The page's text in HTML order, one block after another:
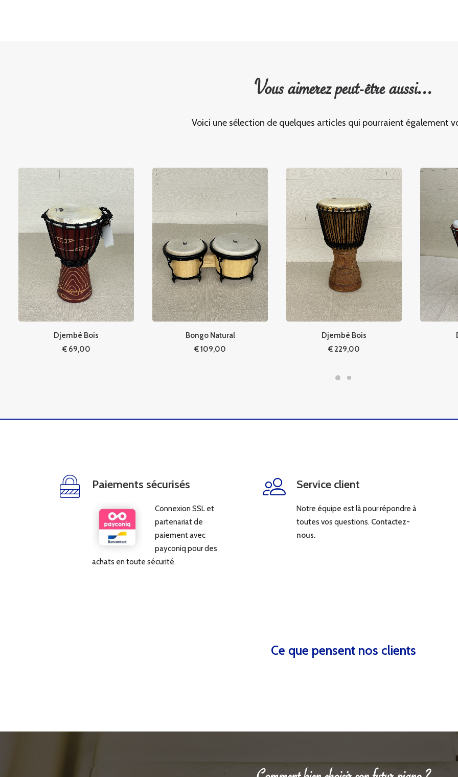
Vous aimerez peut-être aussi...
Voici une sélection de quelques articles qui pourraient également
Djembé Bois
€69,00
Bongo Natural
€109,00
Djembé Bois
€229,00
Paiements sécurisés
Connexion SSL et
partenariat de
paiement avec
payconiq pour des
achats en toute sécurité.
Service client
Notre équipe est là pour répondre à
toutes vos questions. Contactez-
nous.
Ce que pensent nos clients